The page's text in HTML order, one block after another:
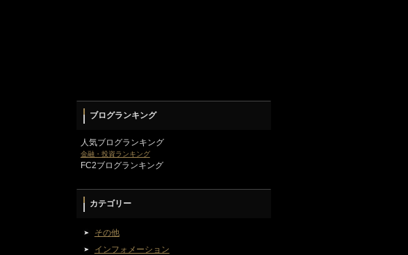
ブログランキング
人気ブログランキング
金融・投資ランキング
FC2ブログランキング
カテゴリー
その他
インフォメーション